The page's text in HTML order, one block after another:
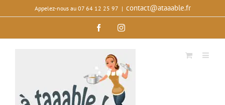
au
Appelez‑nous au 07 64 12 25 97 | contact@ataaable.fr
FacebookInstagram